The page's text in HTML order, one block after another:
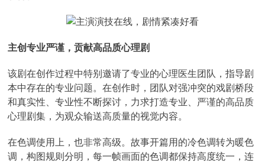
主创专业严谨，贡献高品质心理剧
该剧在创作过程中特别邀请了专业的心理医生团队，指导剧
本中存在的专业问题。在创作时，团队对强冲突的戏剧桥段
和真实性、专业性不断探讨，力求打造专业、严谨的高品质
心理剧集，为观众输送高质量的视觉内容。
在色调使用上，也非常高级。故事开篇用的冷色调转为暖色
调，构图规则分明，每一帧画面的色调都保持高度统一，连